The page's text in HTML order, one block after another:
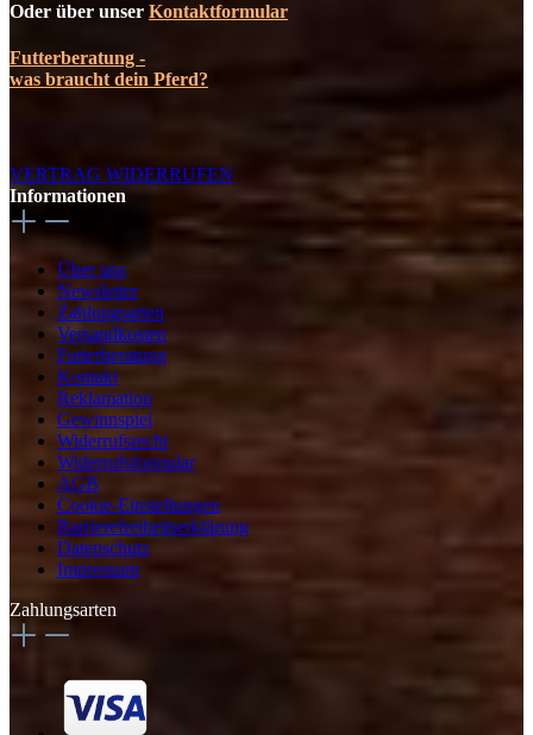
Oder über unser Kontaktformular
Futterberatung -
was braucht dein Pferd?
VERTRAG WIDERRUFEN
Informationen
Über uns
Newsletter
Zahlungsarten
Versandkosten
Futterberatung
Kontakt
Reklamation
Gewinnspiel
Widerrufsrecht
Widerrufsformular
AGB
Cookie-Einstellungen
Barrierefreiheitserklärung
Datenschutz
Impressum
Zahlungsarten